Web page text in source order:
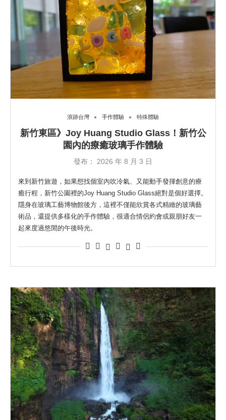
浪跡台灣 手作體驗 特殊體驗
新竹東區》Joy Huang Studio Glass！新竹公
園內的療癒玻璃手作體驗
發布： 2026 年 8 月 3 日
來到新竹旅遊，如果想找個室內吹冷氣、又能動手發揮創意的療
癒行程，新竹公園裡的Joy Huang Studio Glass絕對是個好選擇。
隱身在玻璃工藝博物館後方，這裡不僅能欣賞各式精緻的玻璃藝
術品，還提供多樣化的手作體驗，很適合情侶約會或親朋好友一
起來度過悠閒的午後時光。